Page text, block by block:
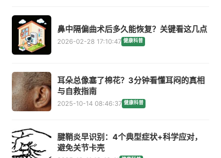
鼻中隔偏曲术后多久能恢复？关键看这几点
2026-02-28 17:10:47 健康科普
耳朵总像塞了棉花？3分钟看懂耳闷的真相
与自救指南
2025-10-14 08:46:37 健康科普
腱鞘炎早识别：4个典型症状+科学应对，
避免关节卡壳